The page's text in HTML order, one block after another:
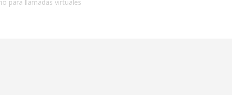
para llamadas virtuales